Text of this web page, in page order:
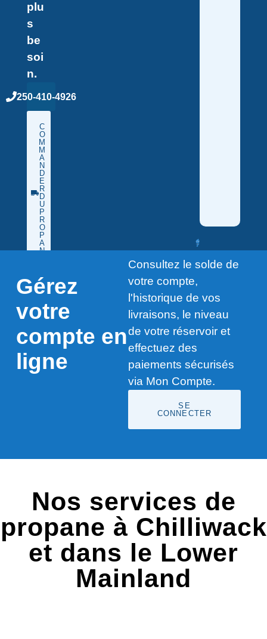
plu
s
be
soi
n.
250-410-4926
C
O
M
M
A
N
D
E
R
D
U
P
R
O
P
A
N
Gérez
votre
compte en
ligne
Consultez le solde de
votre compte,
l'historique de vos
livraisons, le niveau
de votre réservoir et
effectuez des
paiements sécurisés
via Mon Compte.
SE
CONNECTER
Nos services de
propane à Chilliwack
et dans le Lower
Mainland